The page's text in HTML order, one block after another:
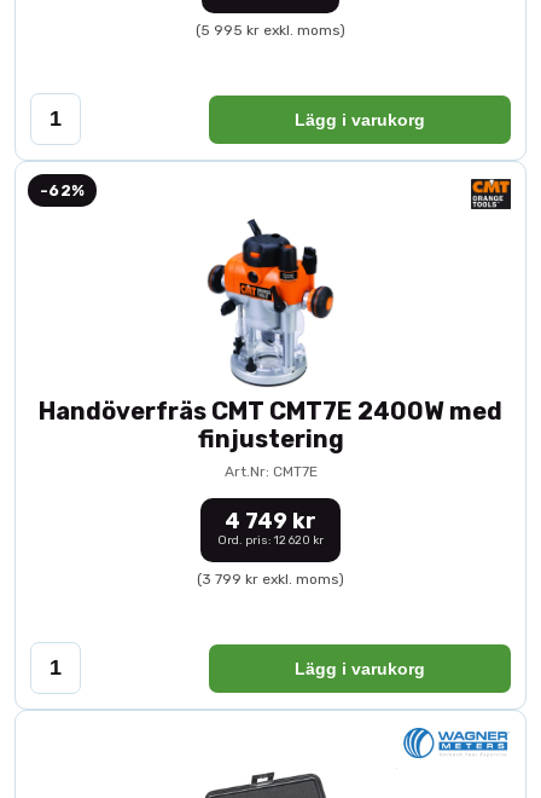
(5 995 kr exkl. moms)
Lägg i varukorg
-62%
Handöverfräs CMT CMT7E 2400W med
finjustering
Art.Nr: CMT7E
4 749 kr
Ord. pris: 12 620 kr
(3 799 kr exkl. moms)
Lägg i varukorg